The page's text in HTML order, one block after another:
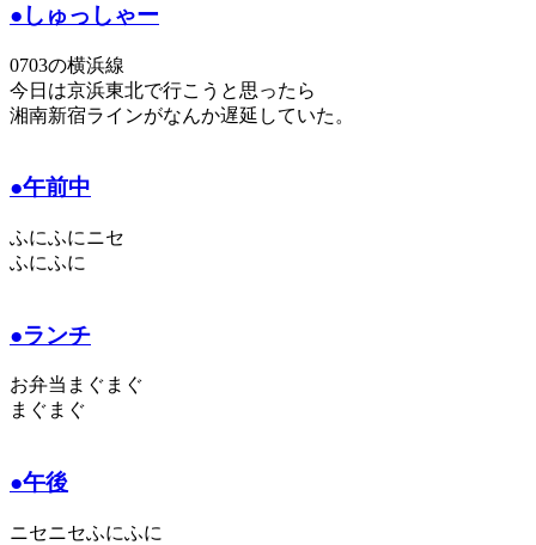
●しゅっしゃー
0703の横浜線
今日は京浜東北で行こうと思ったら
湘南新宿ラインがなんか遅延していた。
●午前中
ふにふにニセ
ふにふに
●ランチ
お弁当まぐまぐ
まぐまぐ
●午後
ニセニセふにふに